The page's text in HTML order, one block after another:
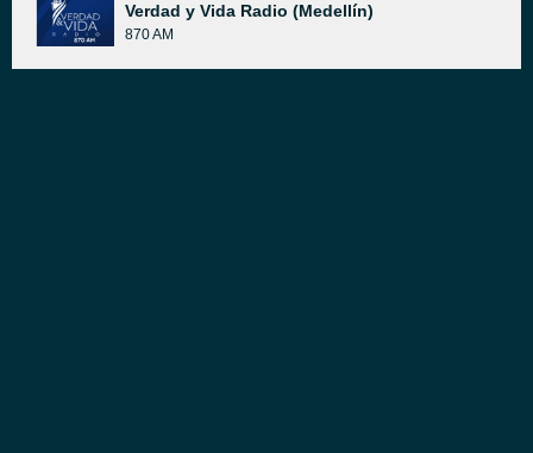
Verdad y Vida Radio (Medellín)
870 AM